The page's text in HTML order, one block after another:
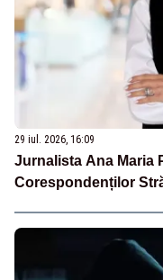
29 iul. 2026, 16:09
Jurnalista Ana Maria
Corespondenților